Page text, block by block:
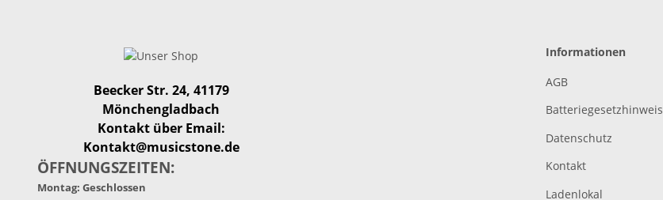
Beecker Str. 24, 41179
Mönchengladbach
Kontakt über Email:
Kontakt@musicstone.de
ÖFFNUNGSZEITEN:
Montag: Geschlossen
Informationen
AGB
Batteriegesetzhinweis
Datenschutz
Kontakt
Ladenlokal